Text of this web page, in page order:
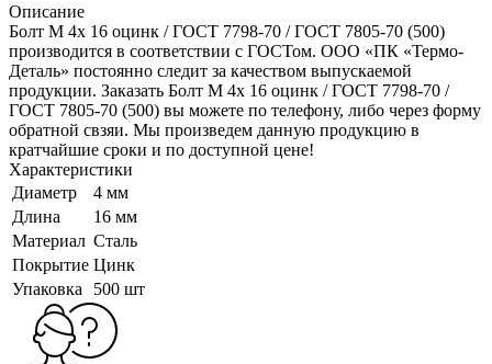
Описание
Болт M 4x 16 оцинк / ГОСТ 7798-70 / ГОСТ 7805-70 (500)
производится в соответствии с ГОСТом. ООО «ПК «Термо-
Деталь» постоянно следит за качеством выпускаемой
продукции. Заказать Болт M 4x 16 оцинк / ГОСТ 7798-70 /
ГОСТ 7805-70 (500) вы можете по телефону, либо через форму
обратной свзяи. Мы произведем данную продукцию в
кратчайшие сроки и по доступной цене!
Характеристики
Диаметр
4 мм
Длина
16 мм
Материал Сталь
Покрытие Цинк
Упаковка
500 шт